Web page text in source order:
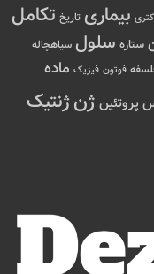
بیماری تاریخ تکامل
ستاره سلول سیاهچاله
فوتون فیزیک ماده
پروتئین ژنژنتیک